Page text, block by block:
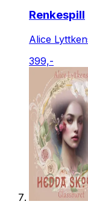
Renkespill
Alice
399,-